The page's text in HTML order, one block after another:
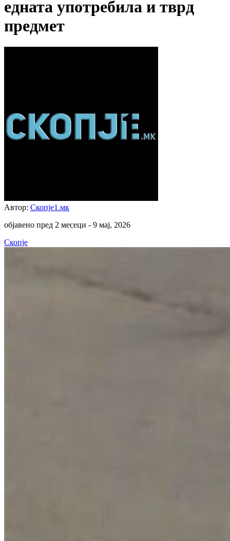
едната употребила и тврд
предмет
Автор: Скопје1.мк
објавено пред 2 месеци - 9 мај, 2026
Скопје